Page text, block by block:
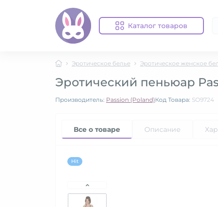
Каталог товаров
Эротическое белье Эротическое женское
Эротический пеньюар
Производитель: Passion (Poland)Код Товара: SO9724
Все о товаре Описание
Hit